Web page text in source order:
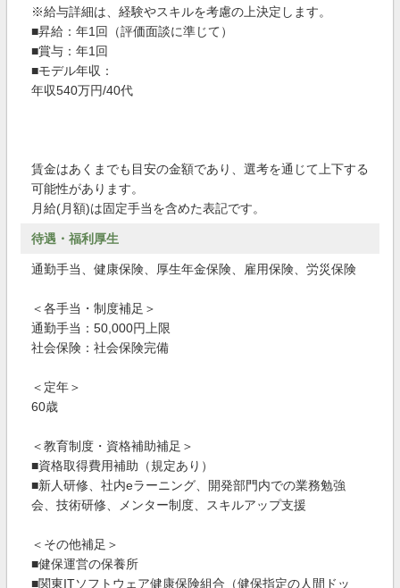
※給与詳細は、経験やスキルを考慮の上決定します。
■昇給：年1回（評価面談に準じて）
■賞与：年1回
■モデル年収：
年収540万円/40代
賃金はあくまでも目安の金額であり、選考を通じて上下する
可能性があります。
月給(月額)は固定手当を含めた表記です。
待遇・福利厚生
通勤手当、健康保険、厚生年金保険、雇用保険、労災保険
＜各手当・制度補足＞
通勤手当：50,000円上限
社会保険：社会保険完備
＜定年＞
60歳
＜教育制度・資格補助補足＞
■資格取得費用補助（規定あり）
■新人研修、社内eラーニング、開発部門内での業務勉強
会、技術研修、メンター制度、スキルアップ支援
＜その他補足＞
■健保運営の保養所
■関東ITソフトウェア健康保険組合（健保指定の人間ドッ